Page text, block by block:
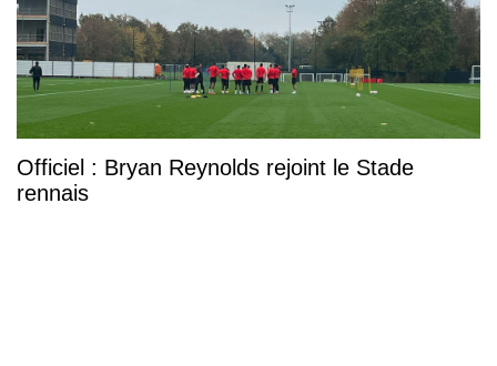
Officiel : Bryan Reynolds rejoint le Stade
rennais